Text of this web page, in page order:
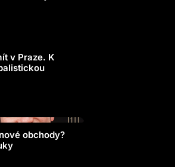
v Praze. K
obchody?